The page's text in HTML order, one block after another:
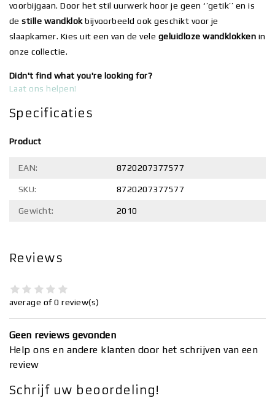
voorbijgaan. Door het stil uurwerk hoor je geen ‘’getik’’ en is
destille wandklokbijvoorbeeld ook geschikt voor je
slaapkamer. Kies uit een van de vele geluidloze wandklokken in
onze collectie.
Didn't find what you're looking for?
Laat ons helpen!
Specificaties
Product
EAN: 8720207377577
SKU: 8720207377577
Gewicht: 2010
Reviews
average of 0 review(s)
Geen reviews gevonden
Help ons en andere klanten door het schrijven van een
review
Schrijf uw beoordeling!